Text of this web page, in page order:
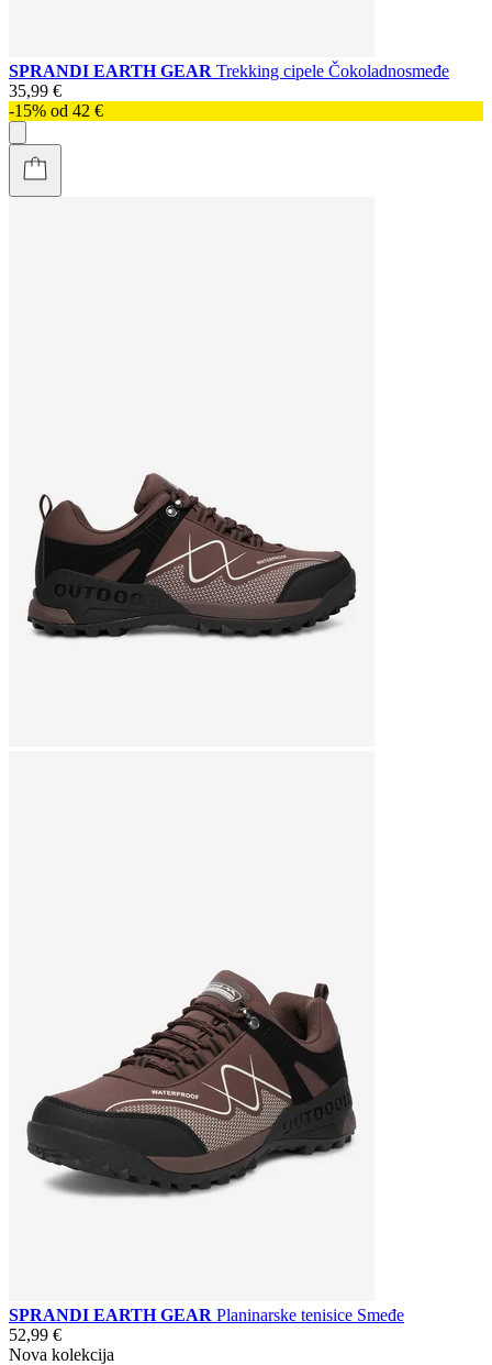
SPRANDI EARTH GEAR Trekking cipele Čokoladnosmeđe
35,99 €
-15% od 42 €
SPRANDI EARTH GEAR Planinarske tenisice Smeđe
52,99 €
Nova kolekcija